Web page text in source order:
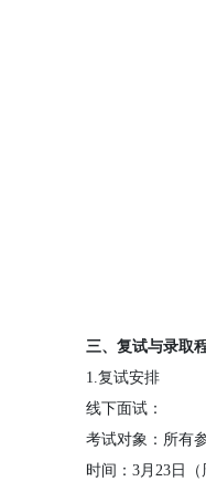
三、复试与录取
1.复试安排
线下面试：
考试对象：所有
时间：3月23日（